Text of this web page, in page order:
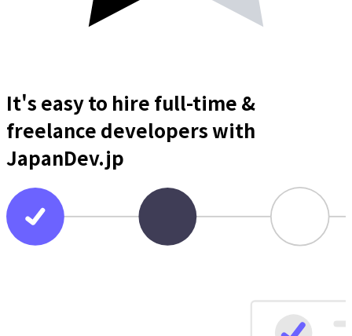
It's easy to hire full-time &
freelance developerswith
JapanDev.jp